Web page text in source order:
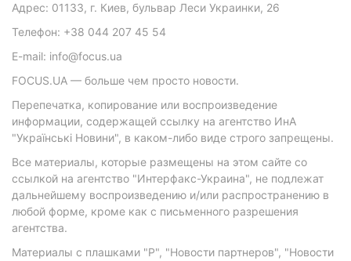
Адрес: 01133, г. Киев, бульвар Леси Украинки, 26
Телефон: +38 044 207 45 54
E-mail: info@focus.ua
FOCUS.UA — больше чем просто новости.
Перепечатка, копирование или воспроизведение
информации, содержащей ссылку на агентство ИнА
"Українські Новини", в каком-либо виде строго запрещены.
Все материалы, которые размещены на этом сайте со
ссылкой на агентство "Интерфакс-Украина", не подлежат
дальнейшему воспроизведению и/или распространению в
любой форме, кроме как с письменного разрешения
агентства.
Материалы с плашками "Р", "Новости партнеров", "Новости